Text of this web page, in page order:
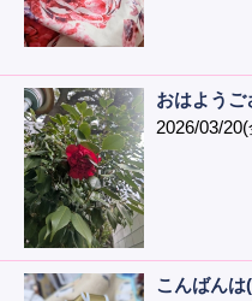
おはよう
2026/03/
こんばん